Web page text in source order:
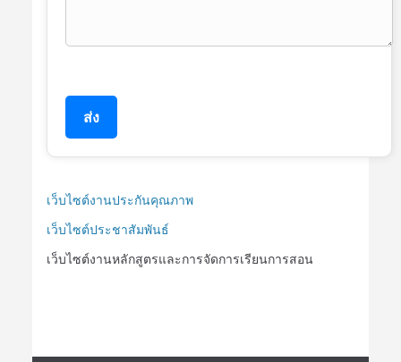
ส่ง
เว็บไซต์งานประกันคุณภาพ
เว็บไซต์ประชาสัมพันธ์
เว็บไซต์งานหลักสูตรและการจัดการเรียนการสอน